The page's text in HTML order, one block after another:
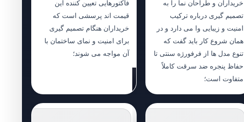
خریداران و طراحان نما را به
تصمیم گیری درباره ترکیب
امنیت و زیبایی وا می دارد و در
همان شروع کار باید گفت که
تنوع مدل ها از فرفورژه سنتی تا
حفاظ پنجره ضد سرقت کاملاً
متفاوت است؛
فاکتورهایی تعیین کننده این
قیمت اند پرسشی است که
خریداران هنگام تصمیم گیری
برای امنیت و نمای ساختمان با
آن مواجه می شوند؛